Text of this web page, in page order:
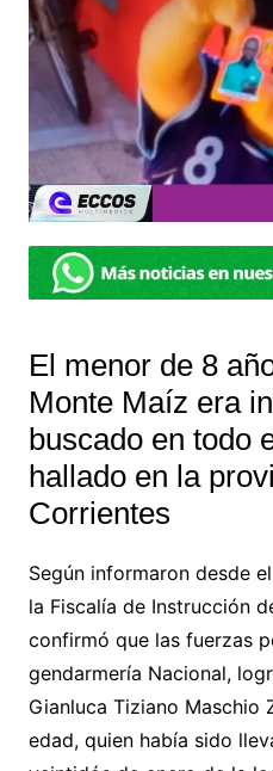
El menor de 8
Monte Maíz era
buscado en todo
hallado en la
Corrientes
Según informaron desde
la Fiscalía de Instrucción
confirmó que las fuerzas
gendarmería Nacional,
Gianluca Tiziano Maschio
edad, quien había sido